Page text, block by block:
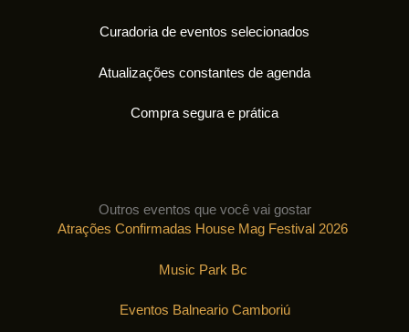
Curadoria de eventos selecionados
Atualizações constantes de agenda
Compra segura e prática
Outros eventos que você vai gostar
Atrações Confirmadas House Mag Festival 2026
Music Park Bc
Eventos Balneario Camboriú